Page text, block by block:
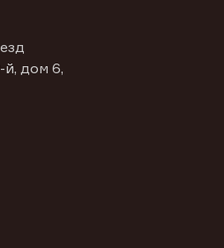
дом 6,